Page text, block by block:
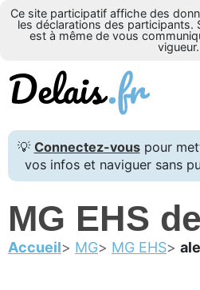
Ce site participatif affiche des
les déclarations des participants.
est à même de vous
vigueur.
💡 Connectez-vouspour
vos infos et naviguer sans
MG EHS de
Accueil MG MG EHS